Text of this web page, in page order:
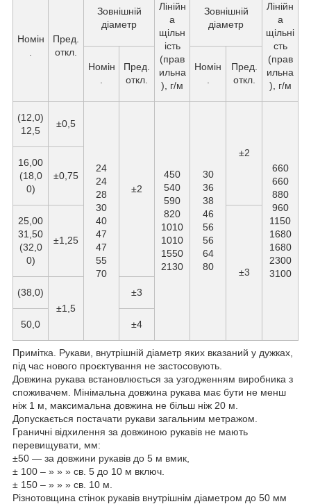
Номін
Пред.
откл.
Зовнішній
діаметр
Лінійн
а
щільн
ість
(прав
ильна
), г/м
Зовнішній
діаметр
Лінійн
а
щільні
сть
(прав
ильна
), г/м
Номін
Пред.
откл.
Номін
Пред.
откл.
(12,0)
12,5
±0,5
24
24
28
30
40
47
47
55
70
±2
450
540
590
820
1010
1010
1550
2130
30
36
38
46
56
56
64
80
±2
660
660
880
960
1150
1680
1680
2300
3100
16,00
(18,0
0)
±0,75
25,00
31,50
(32,0
0)
±1,25
±3
(38,0)
±1,5
±3
50,0 ±4
Примітка. Рукави, внутрішній діаметр яких вказаний у дужках,
під час нового проєктування не застосовують.
Довжина рукава встановлюється за узгодженням виробника з
споживачем. Мінімальна довжина рукава має бути не менш
ніж 1 м, максимальна довжина не більш ніж 20 м.
Допускається постачати рукави загальним метражом.
Граничні відхилення за довжиною рукавів не мають
перевищувати, мм:
±50 — за довжини рукавів до 5 м вмик,
± 100 – » » » св. 5 до 10 м включ.
± 150 – » » » св. 10 м.
Різнотовщина стінок рукавів внутрішнім діаметром до 50 мм